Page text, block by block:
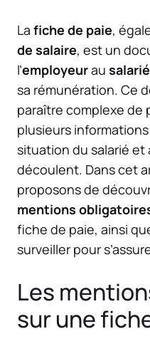
La fiche de paie,
de salaire, est un
l’employeurau salarié
sa rémunération. Ce
paraître complexe de
plusieurs
situation du salarié et
découlent. Dans cet
proposons de
mentions
fiche de paie, ainsi
surveiller pour
Les
sur une